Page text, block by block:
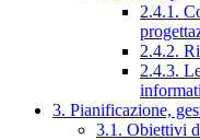
2.4.1.
2.4.2.
2.4.3.
3. Pianificazione,
3.1. Obiettivi